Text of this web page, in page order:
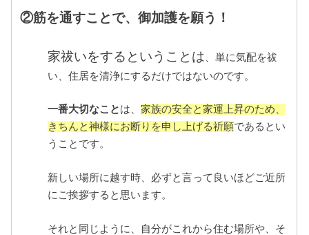
②筋を通すことで、御加護を願う！
家祓いをするということは 、単に気配を祓
い、住居を清浄にするだけではないのです。
一番大切なことは、家族の安全と家運上昇のため、
きちんと神様にお断りを申し上げる祈願であるとい
うことです。
新しい場所に越す時、必ずと言って良いほどご近所
にご挨拶すると思います。
それと同じように、自分がこれから住む場所や、そ